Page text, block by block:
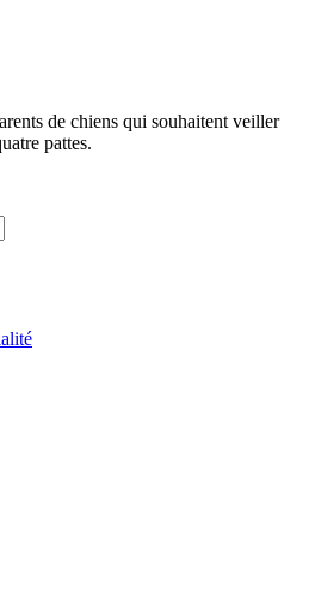
de chiens qui souhaitent veiller
pattes.